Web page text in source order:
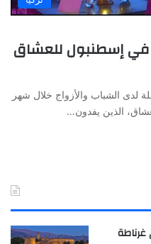
في إسطنبول للعشاق
لدى الشباب والأزواج خلال شهر
الذين يفدون…
غرناطة